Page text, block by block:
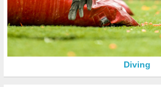
Diving